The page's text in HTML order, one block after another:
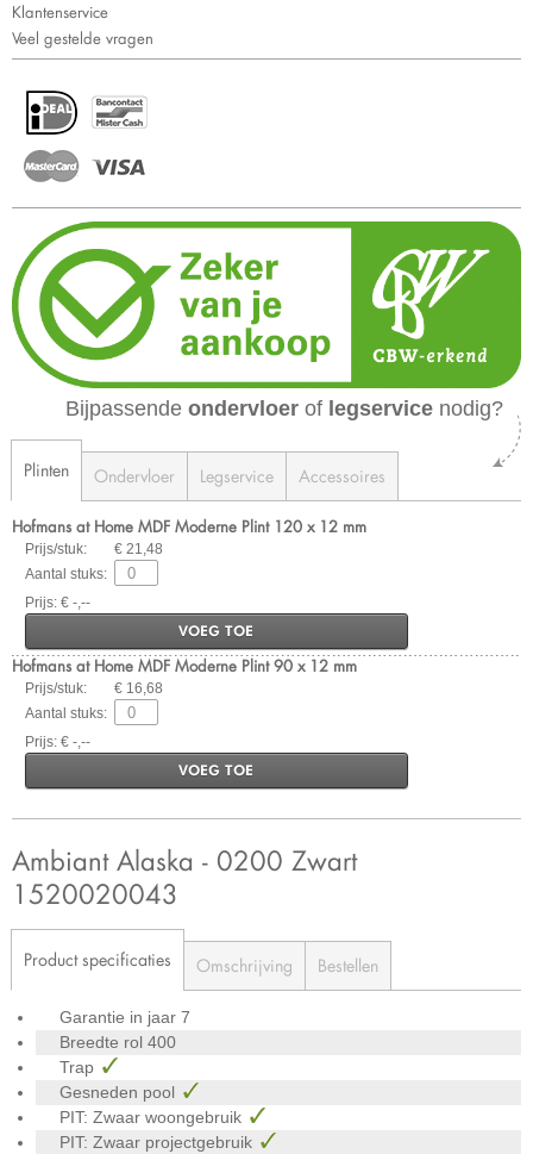
Klantenservice
Veel gestelde vragen
Bijpassende ondervloer of legservice nodig?
Plinten Ondervloer Legservice Accessoires
Hofmans at Home MDF Moderne Plint 120 x 12 mm
Prijs/stuk:
€ 21,48
Aantal stuks:
Prijs: € -,--
VOEG TOE
Hofmans at Home MDF Moderne Plint 90 x 12 mm
Prijs/stuk:
€ 16,68
Aantal stuks:
Prijs: € -,--
VOEG TOE
Ambiant Alaska - 0200 Zwart
1520020043
Product specificaties Omschrijving Bestellen
Garantie in jaar 7
Breedte rol 400
Trap
Gesneden pool
PIT: Zwaar woongebruik
PIT: Zwaar projectgebruik